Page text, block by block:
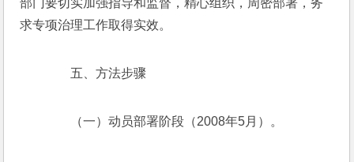
部门要切实加强指导和监督，精心组织，周密部署，务
求专项治理工作取得实效。
五、方法步骤
（一）动员部署阶段（2008年5月）。